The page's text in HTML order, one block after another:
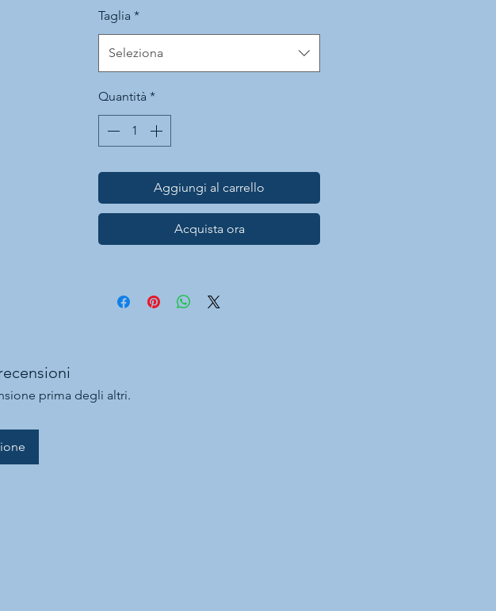
Benissimo con Vin Brulè o Punch estivi
o Cocktail a base di grappa ed è
indimenticabile sulle ostiche con
Champagne.
Taglia *
Seleziona
Quantità *
Aggiungi al carrello
Acquista ora
prima degli altri.